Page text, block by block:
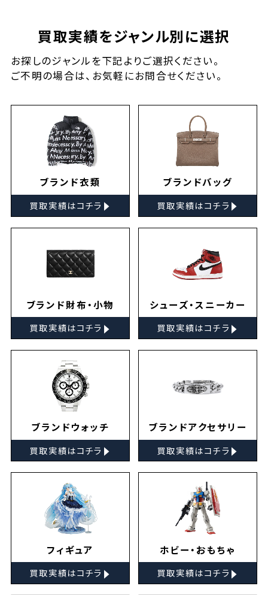
買取実績をジャンル別に選択
お探しのジャンルを下記よりご選択ください。
ご不明の場合は、お気軽にお問合せください。
ブランド衣類
買取実績はコチラ ▸
ブランドバッグ
買取実績はコチラ ▸
ブランド財布・小物
買取実績はコチラ ▸
シューズ・スニーカー
買取実績はコチラ ▸
ブランドウォッチ
買取実績はコチラ ▸
ブランドアクセサリー
買取実績はコチラ ▸
フィギュア
買取実績はコチラ ▸
ホビー・おもちゃ
買取実績はコチラ ▸